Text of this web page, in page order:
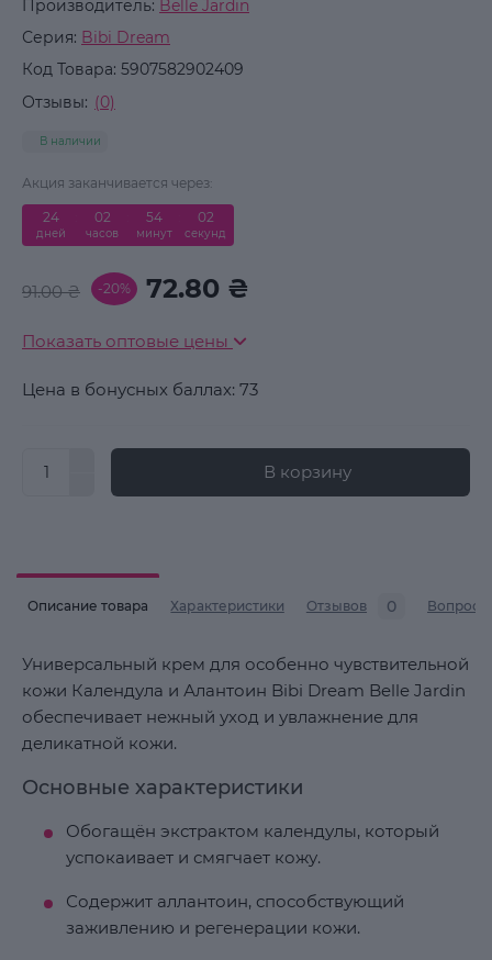
Производитель: Belle Jardin
Серия: Bibi Dream
Код Товара: 5907582902409
Отзывы: (0)
В наличии
Акция заканчивается через:
24
дней
02
часов
54
минут
02
секунд
91.00 ₴ -20% 72.80 ₴
Показать оптовые цены
Цена в бонусных баллах: 73
В корзину
Описание товара Характеристики Отзывов 0 Вопросы
Универсальный крем для особенно чувствительной
кожи Календула и Алантоин Bibi Dream Belle Jardin
обеспечивает нежный уход и увлажнение для
деликатной кожи.
Основные характеристики
Обогащён экстрактом календулы, который
успокаивает и смягчает кожу.
Содержит аллантоин, способствующий
заживлению и регенерации кожи.